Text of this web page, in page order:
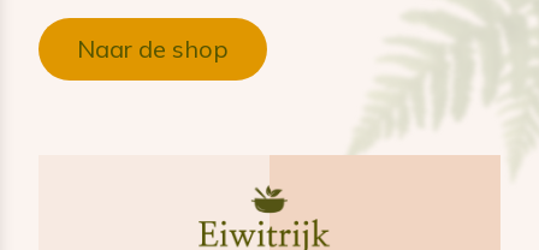
Naar de shop